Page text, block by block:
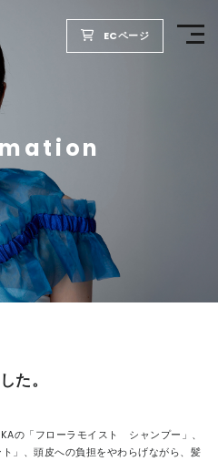
ECページ
た。
の「フローラモイスト シャンプー」、
」、頭皮への負担をやわらげながら、髪
TOP
REPORT
SALON